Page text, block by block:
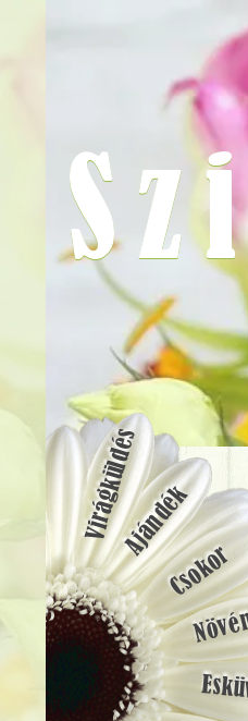
VirágküldésAjándék
Csokor